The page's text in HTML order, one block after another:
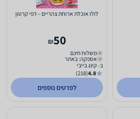
לולו אוכלת ארוחת צהריים – דפי קרטון
50
₪
משלוח חינם
אספקה: באתר
ב- קינג בייבי
4.8
(218)
לפרטים נוספים